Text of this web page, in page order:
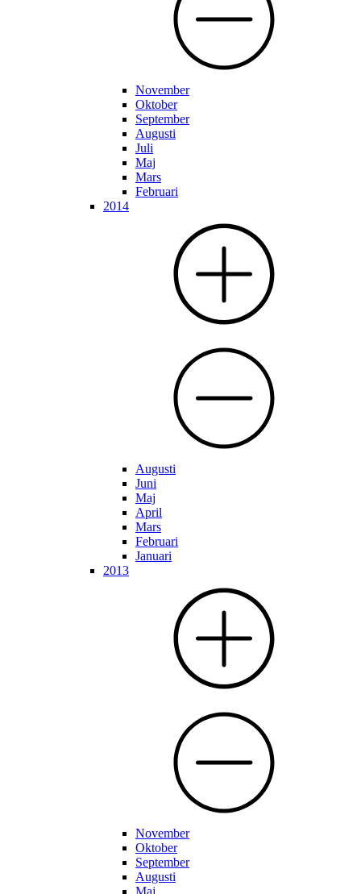
November
Oktober
September
Augusti
Juli
Maj
Mars
Februari
2014
Augusti
Juni
Maj
April
Mars
Februari
Januari
2013
November
Oktober
September
Augusti
Maj